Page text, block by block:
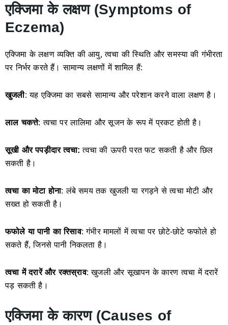
एक्जिमा के लक्षण (Symptoms of
Eczema)
एक्जिमा के लक्षण व्यक्ति की आयु, त्वचा की स्थिति और समस्या की गंभीरता
पर निर्भर करते हैं। सामान्य लक्षणों में शामिल हैं:
खुजली: यह एक्जिमा का सबसे सामान्य और परेशान करने वाला लक्षण है।
लाल चकत्ते: त्वचा पर लालिमा और सूजन के रूप में प्रकट होती है।
सूखी और पपड़ीदार त्वचा: त्वचा की ऊपरी परत फट सकती है और छिल
सकती है।
त्वचा का मोटा होना: लंबे समय तक खुजली या रगड़ने से त्वचा मोटी और
सख्त हो सकती है।
फफोले या पानी का रिसाव: गंभीर मामलों में त्वचा पर छोटे-छोटे फफोले हो
सकते हैं, जिनसे पानी निकलता है।
त्वचा में दरारें और रक्तस्राव: खुजली और सूखापन के कारण त्वचा में दरारें
पड़ सकती है।
एक्जिमा के कारण (Causes of